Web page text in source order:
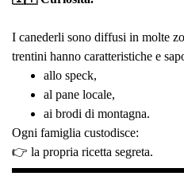
I canederli sono diffusi in molte
trentini hanno caratteristiche e
allo speck,
al pane locale,
ai brodi di montagna.
Ogni famiglia custodisce:
👉 la propria ricetta segreta.